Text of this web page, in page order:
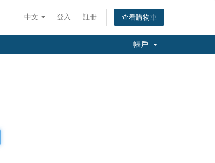
中文 登入 註冊 查看購物車
帳戶